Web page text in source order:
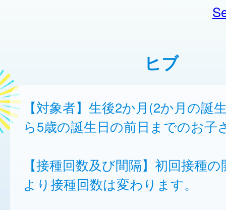
ヒブ
【対象者】生後2か月(2か月の誕
ら5歳の誕生日の前日までのお子
【接種回数及び間隔】初回接種
より接種回数は変わります。